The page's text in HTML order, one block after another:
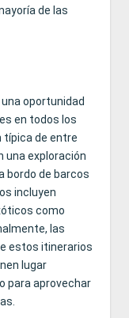
de las
oportunidad
en todos los
típica de entre
una exploración
bordo de barcos
incluyen
como
las
estos itinerarios
lugar
para aprovechar